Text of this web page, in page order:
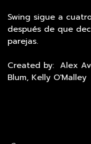
Swing sigue a
después de que
parejas.
Created by: Alex
Blum, Kelly O'Malley